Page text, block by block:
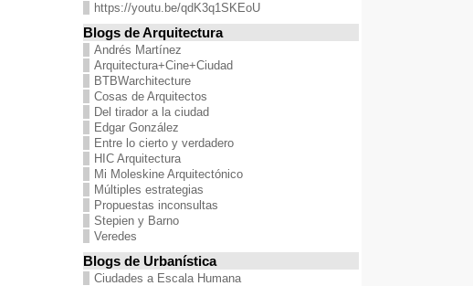
https://youtu.be/qdK3q1SKEoU
Blogs de Arquitectura
Andrés Martínez
Arquitectura+Cine+Ciudad
BTBWarchitecture
Cosas de Arquitectos
Del tirador a la ciudad
Edgar González
Entre lo cierto y verdadero
HIC Arquitectura
Mi Moleskine Arquitectónico
Múltiples estrategias
Propuestas inconsultas
Stepien y Barno
Veredes
Blogs de Urbanística
Ciudades a Escala Humana